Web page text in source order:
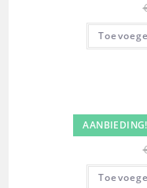
AANBIEDING!